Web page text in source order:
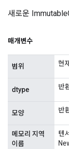
새로운
매개변수
범위 현
dtype 반
모양 반
메모리 지역
이름
텐